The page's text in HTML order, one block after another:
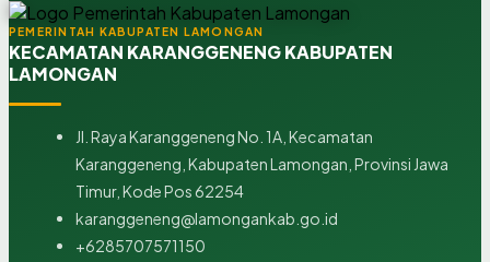
PEMERINTAH KABUPATEN LAMONGAN
KECAMATAN KARANGGENENG KABUPATEN
LAMONGAN
Jl. Raya Karanggeneng No. 1A, Kecamatan
Karanggeneng, Kabupaten Lamongan, Provinsi Jawa
Timur, Kode Pos 62254
karanggeneng@lamongankab.go.id
+6285707571150